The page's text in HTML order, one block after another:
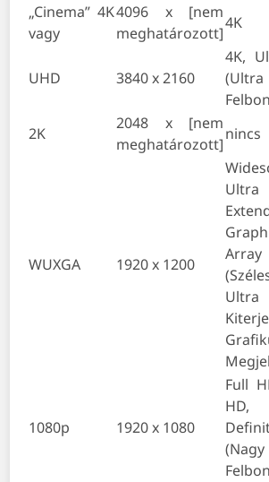
„Cinema” 4K
vagy
4096 x [nem
meghatározott]
4K
UHD 3840 x 2160
4K,
2K
2048 x [nem
meghatározott]
nincs
WUXGA 1920 x 1200
Ultra
Array
Ultra
1080p 1920 x 1080
Full
(Nagy